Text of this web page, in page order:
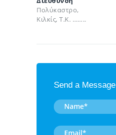
Πολύκαστρο,
Κιλκίς, Τ.Κ. ……..
Send a Message